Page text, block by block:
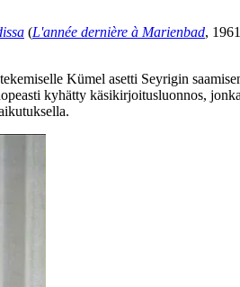
(L'année dernière à Marienbad,
Kümel asetti Seyrigin
kyhätty käsikirjoitusluonnos,